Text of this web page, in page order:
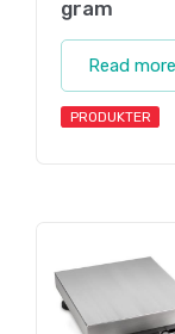
gram
Read more
PRODUKTER